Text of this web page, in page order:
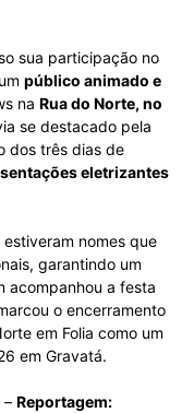
sua participação no
público animado e
na Rua do Norte, no
se destacado pela
dos três dias de
eletrizantes
nomes que
garantindo um
acompanhou a festa
o encerramento
em Folia como um
em Gravatá.
– Reportagem: